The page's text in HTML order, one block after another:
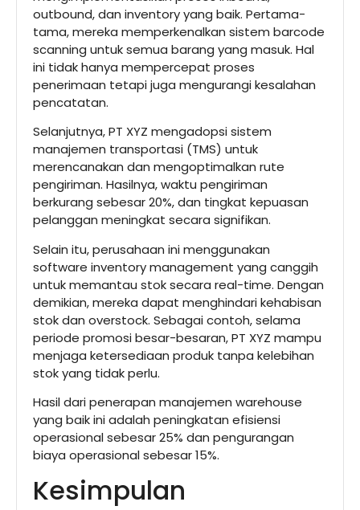
outbound, dan inventory yang baik. Pertama-
tama, mereka memperkenalkan sistem barcode
scanning untuk semua barang yang masuk. Hal
ini tidak hanya mempercepat proses
penerimaan tetapi juga mengurangi kesalahan
pencatatan.
Selanjutnya, PT XYZ mengadopsi sistem
manajemen transportasi (TMS) untuk
merencanakan dan mengoptimalkan rute
pengiriman. Hasilnya, waktu pengiriman
berkurang sebesar 20%, dan tingkat kepuasan
pelanggan meningkat secara signifikan.
Selain itu, perusahaan ini menggunakan
software inventory management yang canggih
untuk memantau stok secara real-time. Dengan
demikian, mereka dapat menghindari kehabisan
stok dan overstock. Sebagai contoh, selama
periode promosi besar-besaran, PT XYZ mampu
menjaga ketersediaan produk tanpa kelebihan
stok yang tidak perlu.
Hasil dari penerapan manajemen warehouse
yang baik ini adalah peningkatan efisiensi
operasional sebesar 25% dan pengurangan
biaya operasional sebesar 15%.
Kesimpulan